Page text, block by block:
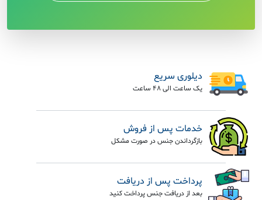
دیلوری سریع
یک ساعت الی 48 ساعت
خدمات پس از فروش
بازگرداندن جنس در صورت مشکل
پرداخت پس از دریافت
بعد از دریافت جنس پرداخت کنید